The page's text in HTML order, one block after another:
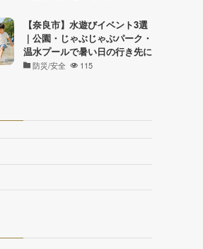
【奈良市】水遊びイベント3選
｜公園・じゃぶじゃぶパーク・
温水プールで暑い日の行き先に
防災/安全 115